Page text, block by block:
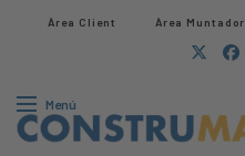
Àrea Client Àrea Muntador​
Menú